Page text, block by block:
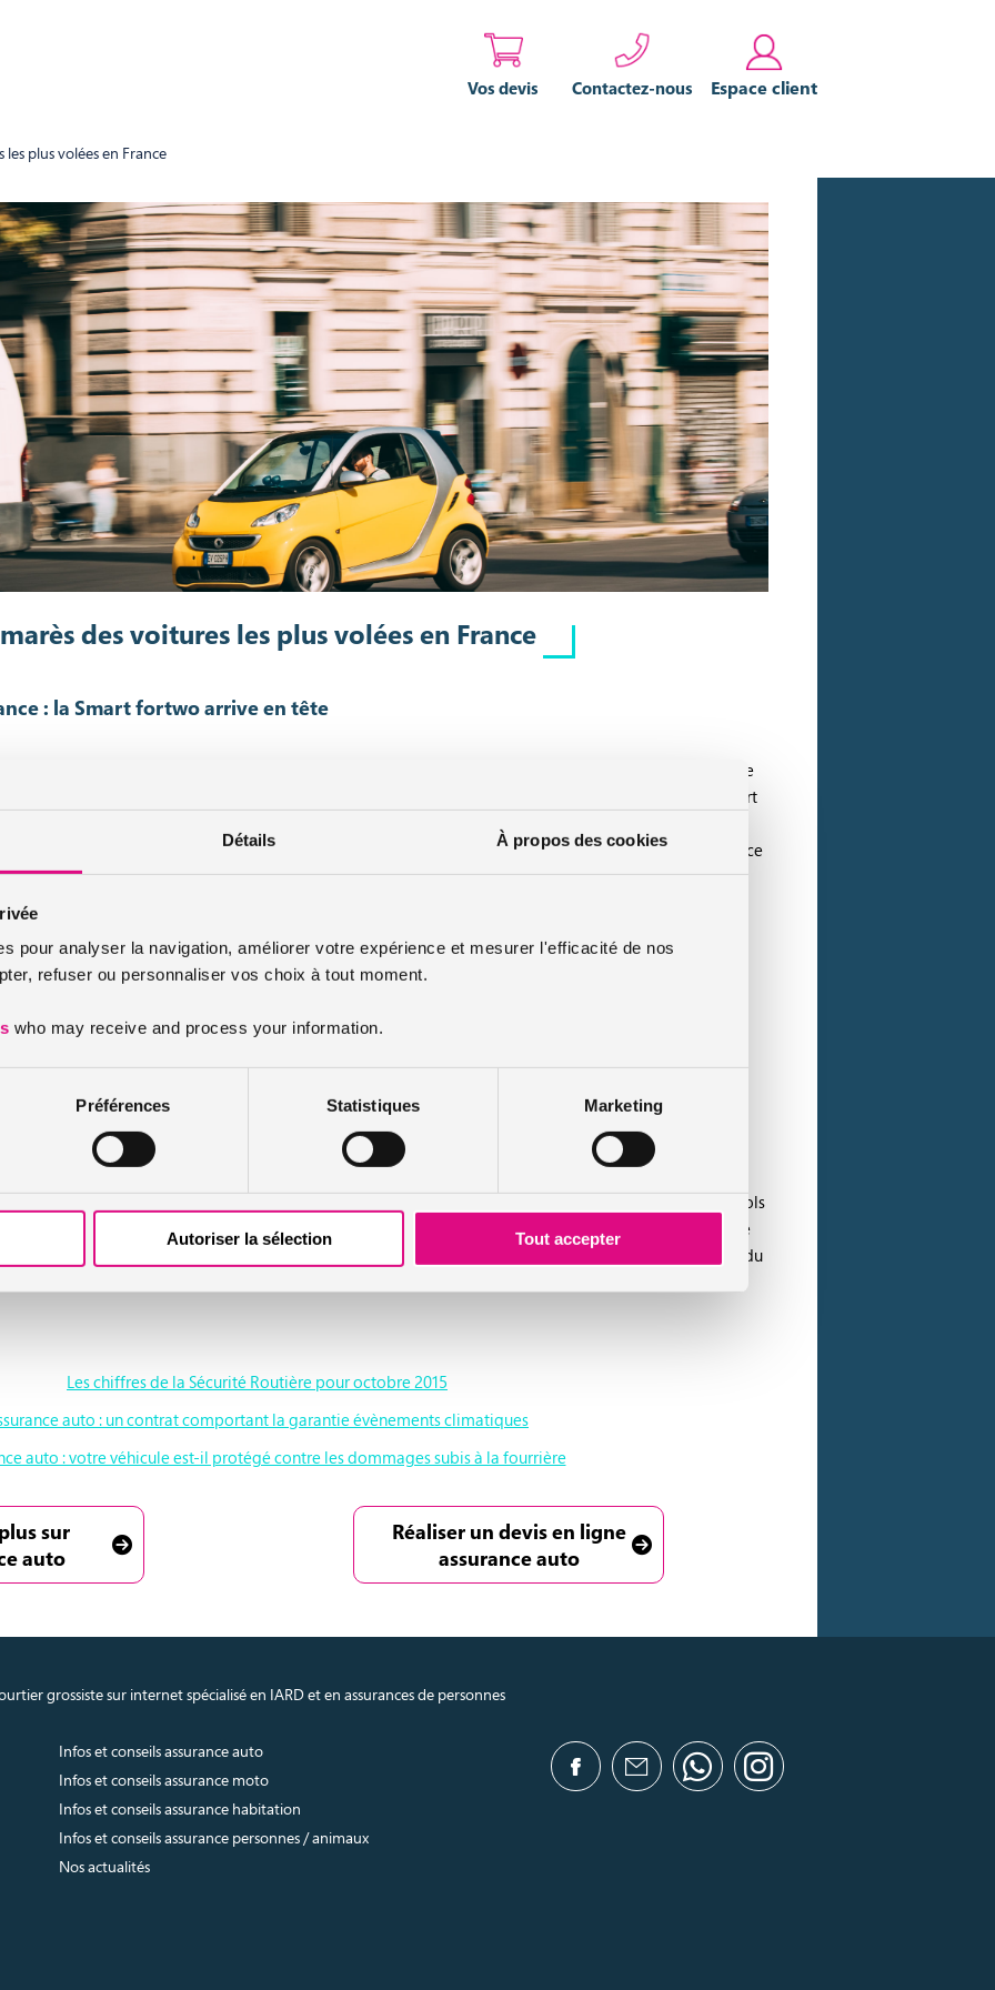
Détails À propos des cookies
pour analyser la navigation, améliorer votre expérience et mesurer l'efficacité de nos
refuser ou personnaliser vos choix à tout moment.
who may receive and process your information.
Préférences Statistiques Marketing
Autoriser la sélection Tout accepter
Vos devis Contactez-nous Espace client
les plus volées en France
des voitures les plus volées en France
: la Smart fortwo arrive en tête
plus attendus qui prennent la tête du classement. L’association 40 millions d’automobilistes révélait le
automobile en 2015. Entre juillet 2014 et juillet 2015, la voiture la plus volée en France est la Smart
volés sur la période. Ce qui n’est pas particulièrement étonnant puisque sur ce véhicule, il suffit
au système de la voiture. Arrivent ensuite dans le classement des voitures les plus volées en France
fait la lumière sur une tendance en forte hausse. Les vols électroniques qui représentent 74% des vols
vols électroniques couvrent donc un certain nombre de pratiques de vols apparues au fur et à mesure
sont devenus électroniques. Il peut alors s’agir d’une simulation de clé, d’un blocage du verrouillage, du
accéder à la prise de diagnostic du véhicule ou bien encore du remplacement du système de sécurité.
Les chiffres de la Sécurité Routière pour octobre 2015
auto : un contrat comportant la garantie évènements climatiques
auto : votre véhicule est-il protégé contre les dommages subis à la fourrière
sur
auto
Réaliser un devis en ligne
assurance auto
grossiste sur internet spécialisé en IARD et en assurances de personnes
Infos et conseils assurance auto
Infos et conseils assurance moto
Infos et conseils assurance habitation
Infos et conseils assurance personnes / animaux
Nos actualités